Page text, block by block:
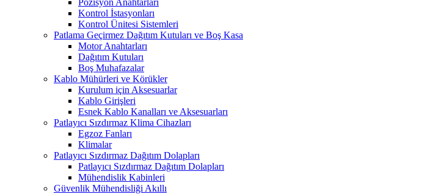
Pozisyon Anahtarları
Kontrol İstasyonları
Kontrol Ünitesi Sistemleri
Patlama Geçirmez Dağıtım Kutuları ve Boş Kasa
Motor Anahtarları
Dağıtım Kutuları
Boş Muhafazalar
Kablo Mühürleri ve Körükler
Kurulum için Aksesuarlar
Kablo Girişleri
Esnek Kablo Kanalları ve Aksesuarları
Patlayıcı Sızdırmaz Klima Cihazları
Egzoz Fanları
Klimalar
Patlayıcı Sızdırmaz Dağıtım Dolapları
Patlayıcı Sızdırmaz Dağıtım Dolapları
Mühendislik Kabinleri
Güvenlik Mühendisliği Akıllı